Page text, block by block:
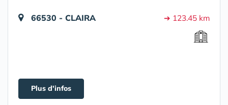
66530 - CLAIRA ➔ 123.45 km
Plus d'infos